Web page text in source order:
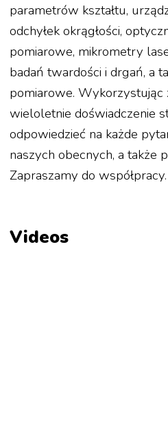
parametrów kształtu,
odchyłek okrągłości,
pomiarowe, mikrometry
badań twardości i drgań, a
pomiarowe. Wykorzystując
wieloletnie doświadczenie
odpowiedzieć na każde
naszych obecnych, a także
Zapraszamy do współpracy.
Videos